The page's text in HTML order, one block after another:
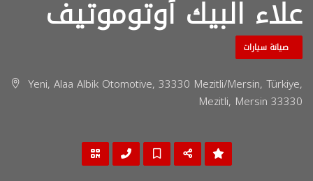
علاء البيك أوتوموتيف
صيانة سيارات
Yeni, Alaa Albik Otomotive, 33330 Mezitli/Mersin, Türkiye,
Mezitli, Mersin 33330